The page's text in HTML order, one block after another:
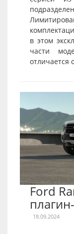
в этом
части
отличается
Ford
18.09.2024